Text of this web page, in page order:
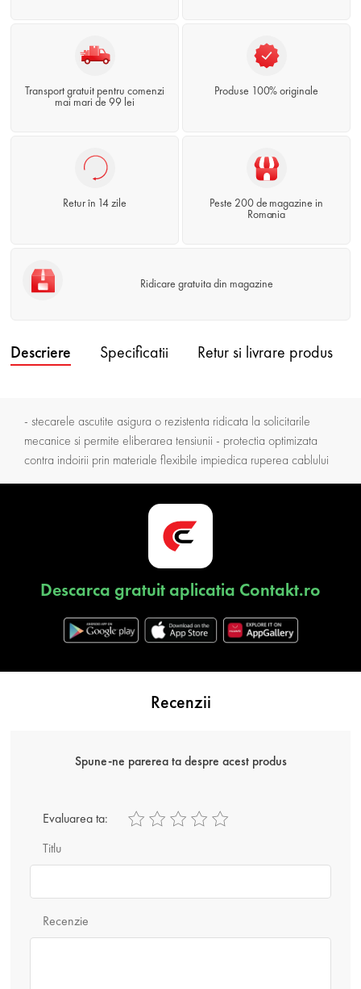
Transport gratuit pentru comenzi
mai mari de 99 lei
Produse 100% originale
Retur în 14 zile
Peste 200 de magazine in
Romania
Ridicare gratuita din magazine
Descriere Specificatii Retur si livrare produs
- stecarele ascutite asigura o rezistenta ridicata la solicitarile
mecanice si permite eliberarea tensiunii - protectia optimizata
contra indoirii prin materiale flexibile impiedica ruperea cablului
Descarca gratuit aplicatia Contakt.ro
Recenzii
Spune-ne parerea ta despre acest produs
Titlu
Evaluarea ta:
Recenzie